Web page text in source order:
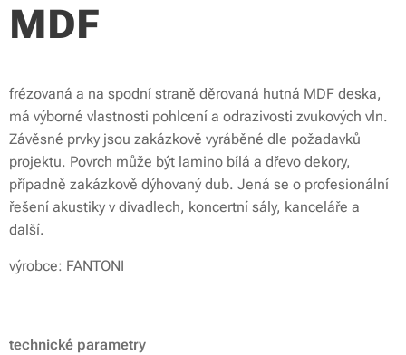
MDF
frézovaná a na spodní straně děrovaná hutná MDF deska,
má výborné vlastnosti pohlcení a odrazivosti zvukových vln.
Závěsné prvky jsou zakázkově vyráběné dle požadavků
projektu. Povrch může být lamino bílá a dřevo dekory,
případně zakázkově dýhovaný dub. Jená se o profesionální
řešení akustiky v divadlech, koncertní sály, kanceláře a
další.
výrobce: FANTONI
technické parametry